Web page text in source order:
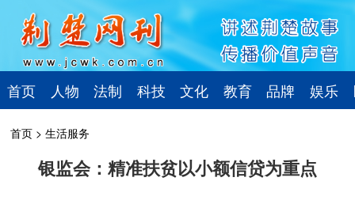
首页 人物 法制 科技 文化 教育 品牌 娱乐
首页 >生活服务
银监会：精准扶贫以小额信贷为重点